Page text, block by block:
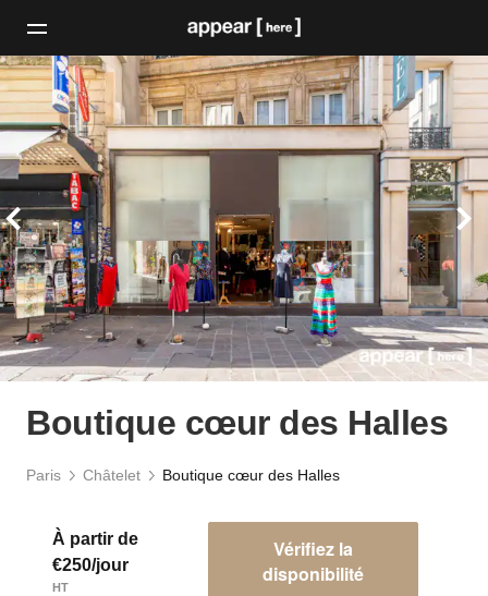
Boutique cœur des Halles
Paris Châtelet Boutique cœur des Halles
À partir de
€250/jour
HT
Vérifiez la
disponibilité